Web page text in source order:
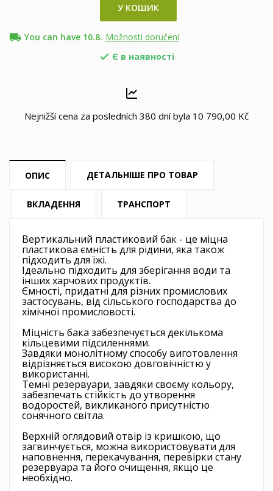
У КОШИК
local_shipping You can have 10.8. Možnosti doručení
 Є в наявності
Nejnižší cena za posledních 380 dní byla 10 790,00 Kč
ОПИС ДЕТАЛЬНІШЕ ПРО ТОВАР
ВКЛАДЕННЯ ТРАНСПОРТ
Вертикальний пластиковий бак - це міцна
пластикова ємність для рідини, яка також
підходить для їжі.
Ідеально підходить для зберігання води та
інших харчових продуктів.
Ємності, придатні для різних промислових
застосувань, від сільського господарства до
хімічної промисловості.
Міцність бака забезпечується декількома
кільцевими підсиленнями.
Завдяки монолітному способу виготовлення
відрізняється високою довговічністю у
використанні.
Темні резервуари, завдяки своєму кольору,
забезпечать стійкість до утворення
водоростей, викликаного присутністю
сонячного світла.
Верхній оглядовий отвір із кришкою, що
загвинчується, можна використовувати для
наповнення, перекачування, перевірки стану
резервуара та його очищення, якщо це
необхідно.